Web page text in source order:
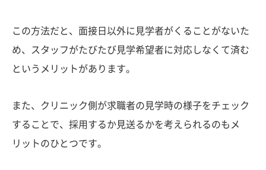
この方法だと、面接日以外に見学者がくることがないた
め、スタッフがたびたび見学希望者に対応しなくて済む
というメリットがあります。
また、クリニック側が求職者の見学時の様子をチェック
することで、採用するか見送るかを考えられるのもメ
リットのひとつです。